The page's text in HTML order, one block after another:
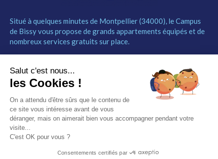
Situé à quelques minutes de Montpellier (34000), le Campus
de Bissy vous propose de grands appartements équipés et de
nombreux services gratuits sur place.
Le Campus
Les studios
Les services
Comment réserver
Contact
Partenaires
Mentions légales
contact@campusdebissy34.com
Route de Ganges 34980
Saint-Clément-de-Rivière
Salut c'est nous...
les Cookies !
On a attendu d'être sûrs que le contenu de
ce site vous intéresse avant de vous
déranger, mais on aimerait bien vous accompagner pendant votre
visite...
C'est OK pour vous ?
Consentements certifiés par